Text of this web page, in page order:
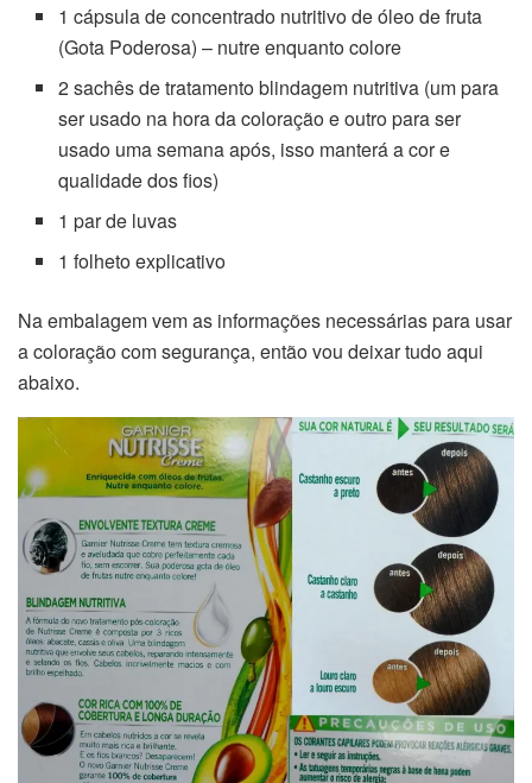
1 cápsula de concentrado nutritivo de óleo de fruta
(Gota Poderosa) – nutre enquanto colore
2 sachês de tratamento blindagem nutritiva (um para
ser usado na hora da coloração e outro para ser
usado uma semana após, isso manterá a cor e
qualidade dos fios)
1 par de luvas
1 folheto explicativo
Na embalagem vem as informações necessárias para usar
a coloração com segurança, então vou deixar tudo aqui
abaixo.